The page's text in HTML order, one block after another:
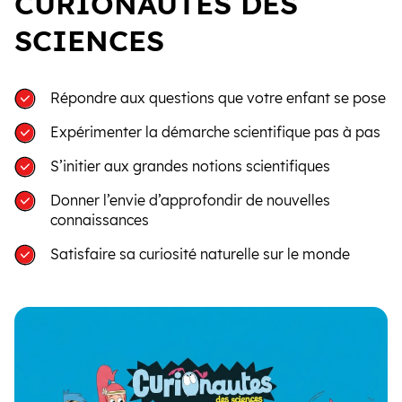
SCIENCES
Répondre aux questions que votre enfant se pose
Expérimenter la démarche scientifique pas à pas
S’initier aux grandes notions scientifiques
Donner l’envie d’approfondir de nouvelles
connaissances
Satisfaire sa curiosité naturelle sur le monde